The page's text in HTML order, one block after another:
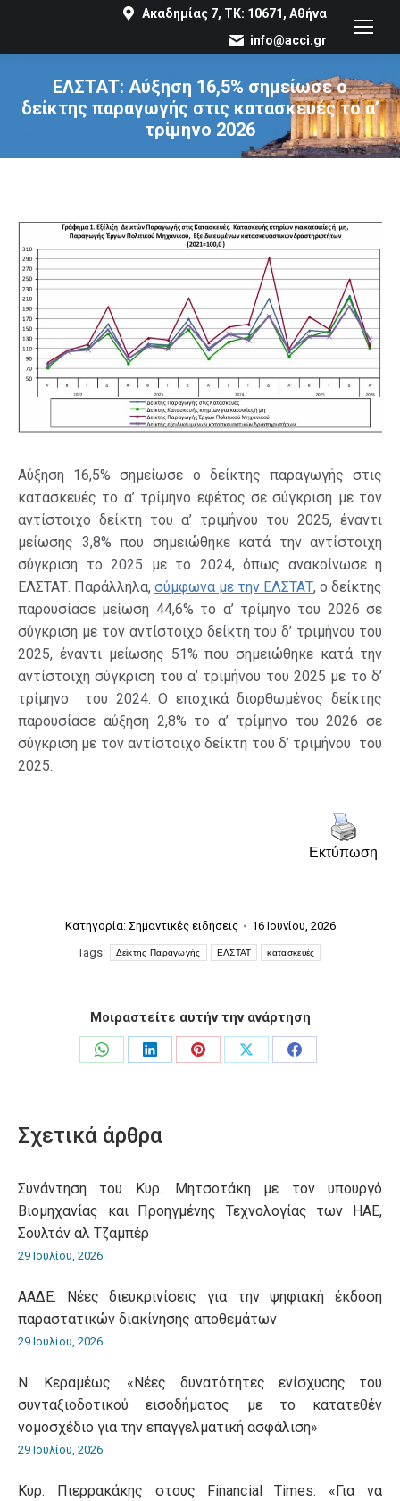
Ακαδημίας 7, ΤΚ: 10671, Αθήνα
info@acci.gr
ΕΛΣΤΑΤ: Αύξηση 16,5% σημείωσε ο
δείκτης παραγωγής στις κατασκευές το α’
τρίμηνο 2026
You are here:
Αύξηση 16,5% σημείωσε ο δείκτης παραγωγής στις
κατασκευές το α’ τρίμηνο εφέτος σε σύγκριση με τον
αντίστοιχο δείκτη του α’ τριμήνου του 2025, έναντι
μείωσης 3,8% που σημειώθηκε κατά την αντίστοιχη
σύγκριση το 2025 με το 2024, όπως ανακοίνωσε η
ΕΛΣΤΑΤ. Παράλληλα, σύμφωνα με την ΕΛΣΤΑΤ, ο δείκτης
παρουσίασε μείωση 44,6% το α’ τρίμηνο του 2026 σε
σύγκριση με τον αντίστοιχο δείκτη του δ’ τριμήνου του
2025, έναντι μείωσης 51% που σημειώθηκε κατά την
αντίστοιχη σύγκριση του α’ τριμήνου του 2025 με το δ’
τρίμηνο του 2024. Ο εποχικά διορθωμένος δείκτης
παρουσίασε αύξηση 2,8% το α’ τρίμηνο του 2026 σε
σύγκριση με τον αντίστοιχο δείκτη του δ’ τριμήνου του
2025.
Εκτύπωση
Κατηγορία: Σημαντικές ειδήσεις
16 Ιουνίου, 2026
Tags:
Δείκτης Παραγωγής ΕΛΣΤΑΤ κατασκευές
Μοιραστείτε αυτήν την ανάρτηση
Share
Share
Share
Share
Share
Σχετικά άρθρα
Συνάντηση του Κυρ. Μητσοτάκη με τον υπουργό
Βιομηχανίας και Προηγμένης Τεχνολογίας των ΗΑΕ,
Σουλτάν αλ Τζαμπέρ
29 Ιουλίου, 2026
ΑΑΔΕ: Νέες διευκρινίσεις για την ψηφιακή έκδοση
παραστατικών διακίνησης αποθεμάτων
29 Ιουλίου, 2026
Ν. Κεραμέως: «Νέες δυνατότητες ενίσχυσης του
συνταξιοδοτικού εισοδήματος με το κατατεθέν
νομοσχέδιο για την επαγγελματική ασφάλιση»
29 Ιουλίου, 2026
Κυρ. Πιερρακάκης στους Financial Times: «Για να